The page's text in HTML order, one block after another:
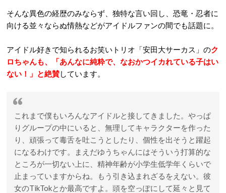
そんな異色の経歴のみならず、独特な言い回し、恐竜・忍者に
向ける並々ならぬ情熱などがアイドルファンの間でも話題に。
アイドル好きで知られるお笑いトリオ「安田大サーカス」のク
ロちゃんも、「あんなに純粋で、なおかつイカれている子はい
ない！」と絶賛しています。
これまで僕もいろんなアイドルと接してきました。やっぱ
りグループの中にいると、無理してキャラクターを作った
り、頑張って毒舌を吐こうとしたり、個性を出そうと躍起
になるわけです。まえだゆうちゃんにはそういう打算的な
ところが一切ない上に、精神年齢が小学生低学年くらいで
止まっていますからね。もう引き込まれざるをえない。彼
女のTikTokとか最高ですよ。頭を空っぽにして延々と見て